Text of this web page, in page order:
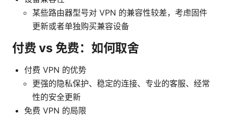
某些路由器型号对 VPN 的兼容性较差，考虑固件
更新或者单独购买兼容设备
付费 vs 免费：如何取舍
付费 VPN 的优势
更强的隐私保护、稳定的连接、专业的客服、经常
性的安全更新
免费 VPN 的局限